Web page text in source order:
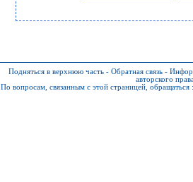
Подняться в верхнюю часть - Обратная связь -
авторского
По вопросам, связанным с этой страницей, обращаться :